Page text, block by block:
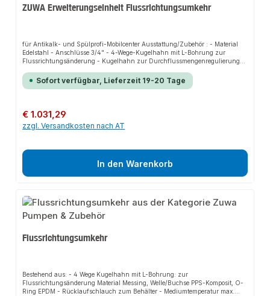
ZUWA Erweiterungseinheit Flussrichtungsumkehr
für Antikalk- und Spülprofi-Mobilcenter Ausstattung/Zubehör : - Material
Edelstahl - Anschlüsse 3/4" - 4-Wege-Kugelhahn mit L-Bohrung zur
Flussrichtungsänderung - Kugelhahn zur Durchflussmengenregulierung
(Spülprofi) oder Art. 1050131S (Antikalk)
Sofort verfügbar, Lieferzeit 19-20 Tage
Regulärer Preis:
€ 1.031,29
zzgl. Versandkosten nach AT
In den Warenkorb
Flussrichtungsumkehr
Bestehend aus: - 4 Wege Kugelhahn mit L-Bohrung: zur
Flussrichtungsänderung Material Messing, Welle/Buchse PPS-Komposit, O-
Ring EPDM - Rücklaufschlauch zum Behälter - Mediumtemperatur max.